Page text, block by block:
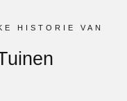
HISTORIE VAN